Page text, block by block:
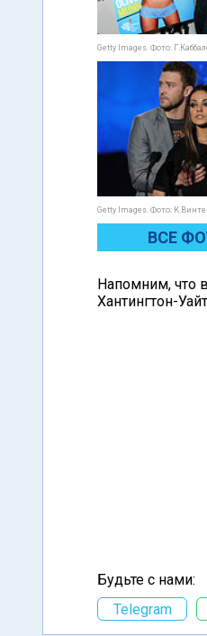
Getty Images. Фото:
Getty Images. Фото:
ВСЕ
Напомним, что
Хантингтон-
Будьте с нами:
Telegram